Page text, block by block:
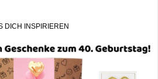
DICH INSPIRIEREN